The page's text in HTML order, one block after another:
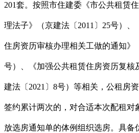
201套。按照市住建委《市公共租赁
理法子》（京建法〔2011〕25号）
住房资历审核办理相关工做的通知》
号）、《加强公共租赁住房资历复核
建法〔2021〕8号）等相关，公租房
签约累计两次的，对合适本次配租对
放选房通知单的体例组织选房。具备